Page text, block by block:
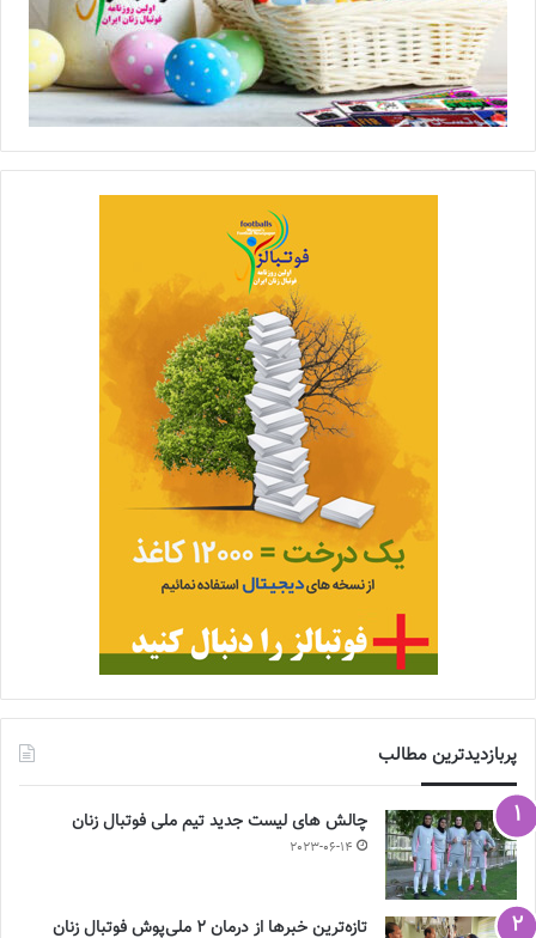
پربازدیدترین مطالب
چالش هاى ليست جدید تيم ملى فوتبال زنان
2023-06-14
تازه‌ترین خبرها از درمان ۲ ملی‌پوش فوتبال زنان